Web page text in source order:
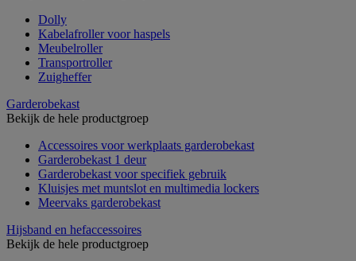
Dolly
Kabelafroller voor haspels
Meubelroller
Transportroller
Zuigheffer
Garderobekast
Bekijk de hele productgroep
Accessoires voor werkplaats garderobekast
Garderobekast 1 deur
Garderobekast voor specifiek gebruik
Kluisjes met muntslot en multimedia lockers
Meervaks garderobekast
Hijsband en hefaccessoires
Bekijk de hele productgroep